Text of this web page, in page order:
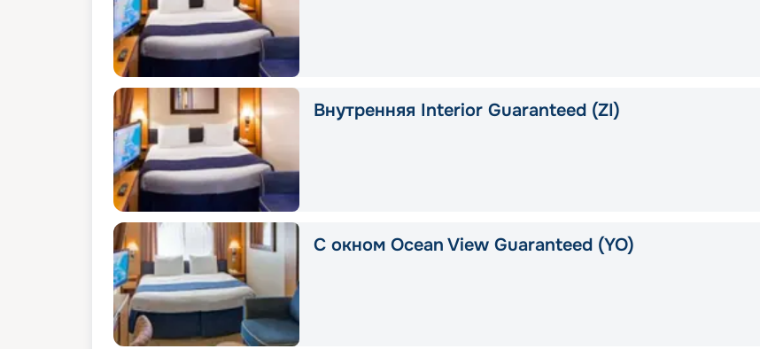
Внутренняя Interior Guaranteed (ZI)
С окном Ocean View Guaranteed (YO)